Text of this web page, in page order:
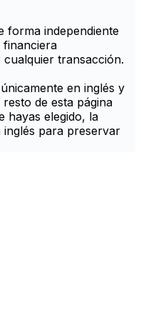
forma independiente
financiera
transacción.
en inglés y
de esta página
hayas elegido, la
inglés para preservar